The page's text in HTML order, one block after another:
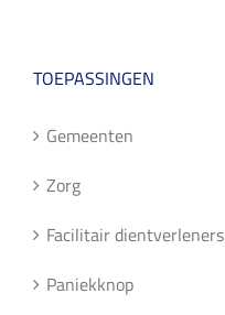
TOEPASSINGEN
Gemeenten
Zorg
Facilitair dientverleners
Paniekknop